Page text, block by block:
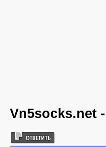
Vn5socks.net